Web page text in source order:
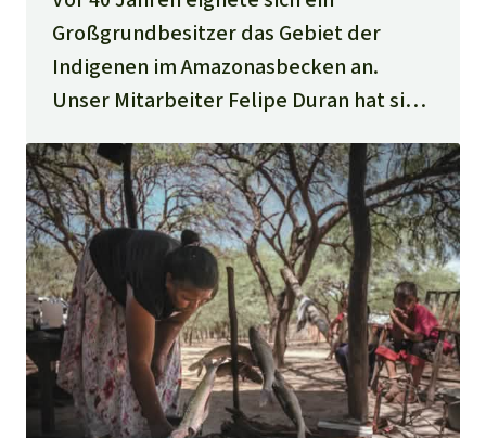
Großgrundbesitzer das Gebiet der
Indigenen im Amazonasbecken an.
Unser Mitarbeiter Felipe Duran hat sie